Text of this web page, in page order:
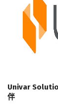
Univar
伴